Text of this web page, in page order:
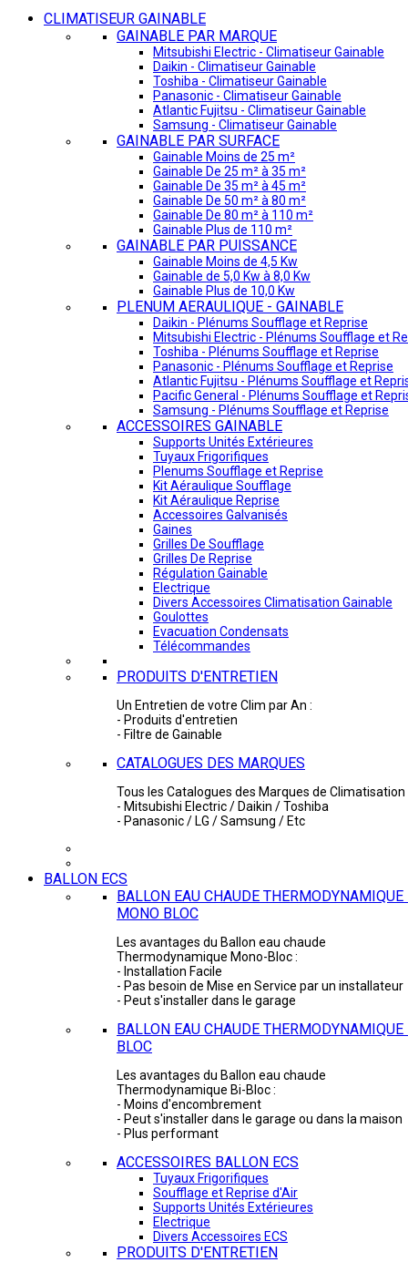
CLIMATISEUR GAINABLE
GAINABLE PAR MARQUE
Mitsubishi Electric - Climatiseur Gainable
Daikin - Climatiseur Gainable
Toshiba - Climatiseur Gainable
Panasonic - Climatiseur Gainable
Atlantic Fujitsu - Climatiseur Gainable
Samsung - Climatiseur Gainable
GAINABLE PAR SURFACE
Gainable Moins de 25 m²
Gainable De 25 m² à 35 m²
Gainable De 35 m² à 45 m²
Gainable De 50 m² à 80 m²
Gainable De 80 m² à 110 m²
Gainable Plus de 110 m²
GAINABLE PAR PUISSANCE
Gainable Moins de 4,5 Kw
Gainable de 5,0 Kw à 8,0 Kw
Gainable Plus de 10,0 Kw
PLENUM AERAULIQUE - GAINABLE
Daikin - Plénums Soufflage et Reprise
Mitsubishi Electric - Plénums Soufflage et
Toshiba - Plénums Soufflage et Reprise
Panasonic - Plénums Soufflage et Reprise
Atlantic Fujitsu - Plénums Soufflage et
Pacific General - Plénums Soufflage et
Samsung - Plénums Soufflage et Reprise
ACCESSOIRES GAINABLE
Supports Unités Extérieures
Tuyaux Frigorifiques
Plenums Soufflage et Reprise
Kit Aéraulique Soufflage
Kit Aéraulique Reprise
Accessoires Galvanisés
Gaines
Grilles De Soufflage
Grilles De Reprise
Régulation Gainable
Electrique
Divers Accessoires Climatisation Gainable
Goulottes
Evacuation Condensats
Télécommandes
PRODUITS D'ENTRETIEN
Un Entretien de votre Clim par An :
- Produits d'entretien
- Filtre de Gainable
CATALOGUES DES MARQUES
Tous les Catalogues des Marques de Climatisation
- Mitsubishi Electric / Daikin / Toshiba
- Panasonic / LG / Samsung / Etc
BALLON ECS
BALLON EAU CHAUDE THERMODYNAMIQUE
MONO BLOC
Les avantages du Ballon eau chaude
Thermodynamique Mono-Bloc :
- Installation Facile
- Pas besoin de Mise en Service par un installateur
- Peut s'installer dans le garage
BALLON EAU CHAUDE
BLOC
Les avantages du Ballon eau chaude
Thermodynamique Bi-Bloc :
- Moins d'encombrement
- Peut s'installer dans le garage ou dans la maison
- Plus performant
ACCESSOIRES BALLON ECS
Tuyaux Frigorifiques
Soufflage et Reprise d'Air
Supports Unités Extérieures
Electrique
Divers Accessoires ECS
PRODUITS D'ENTRETIEN